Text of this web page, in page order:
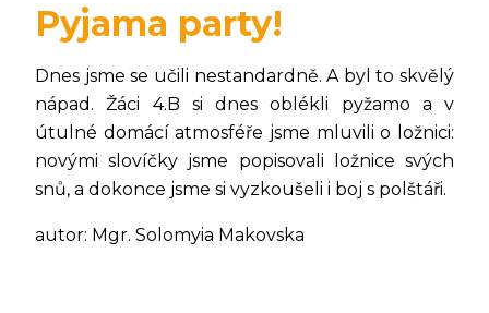
Pyjama party!
Dnes jsme se učili nestandardně. A byl to skvělý
nápad. Žáci 4.B si dnes oblékli pyžamo a v
útulné domácí atmosféře jsme mluvili o ložnici:
novými slovíčky jsme popisovali ložnice svých
snů, a dokonce jsme si vyzkoušeli i boj s polštáři.
autor: Mgr. Solomyia Makovska